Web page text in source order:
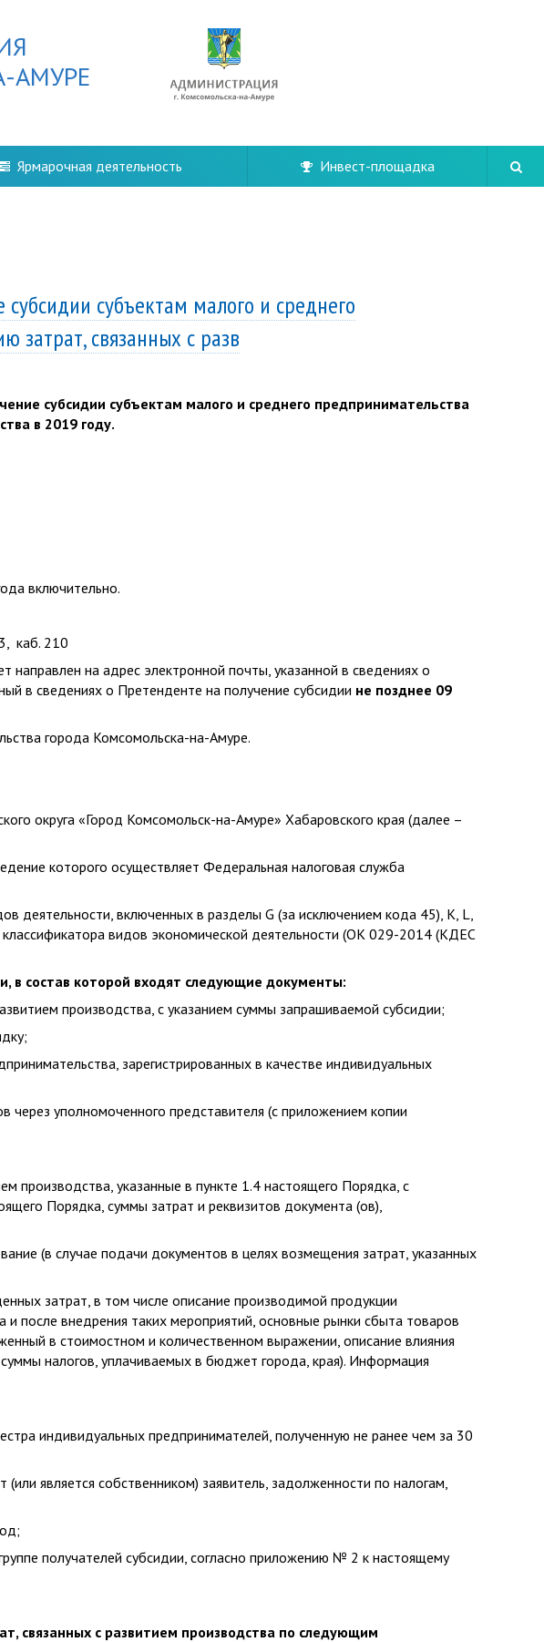
АМУРЕ
Ярмарочная деятельность Инвест-площадка
субъектам малого и среднего
затрат, связанных с разв
субсидии субъектам малого и среднего предпринимательства
в 2019 году.
включительно.
каб. 210
направлен на адрес электронной почты, указанной в сведениях о
в сведениях о Претенденте на получение субсидии не позднее 09
города Комсомольска-на-Амуре.
округа «Город Комсомольск-на-Амуре» Хабаровского края (далее –
которого осуществляет Федеральная налоговая служба
деятельности, включенных в разделы G (за исключением кода 45), K, L,
видов экономической деятельности (ОК 029-2014 (КДЕС
в состав которой входят следующие документы:
производства, с указанием суммы запрашиваемой субсидии;
зарегистрированных в качестве индивидуальных
уполномоченного представителя (с приложением копии
производства, указанные в пункте 1.4 настоящего Порядка, с
Порядка, суммы затрат и реквизитов документа (ов),
(в случае подачи документов в целях возмещения затрат, указанных
затрат, в том числе описание производимой продукции
после внедрения таких мероприятий, основные рынки сбыта товаров
в стоимостном и количественном выражении, описание влияния
налогов, уплачиваемых в бюджет города, края). Информация
индивидуальных предпринимателей, полученную не ранее чем за 30
является собственником) заявитель, задолженности по налогам,
получателей субсидии, согласно приложению № 2 к настоящему
связанных с развитием производства по следующим